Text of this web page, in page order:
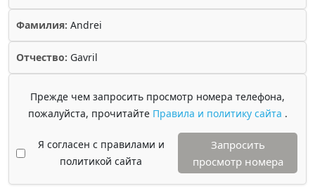
Фамилия: Andrei
Отчество: Gavril
Прежде чем запросить просмотр номера телефона,
пожалуйста, прочитайте Правила и политику сайта .
Я согласен с правилами и
политикой сайта
Запросить
просмотр номера